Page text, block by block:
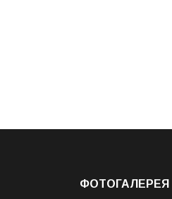
ФОТОГАЛЕРЕЯ